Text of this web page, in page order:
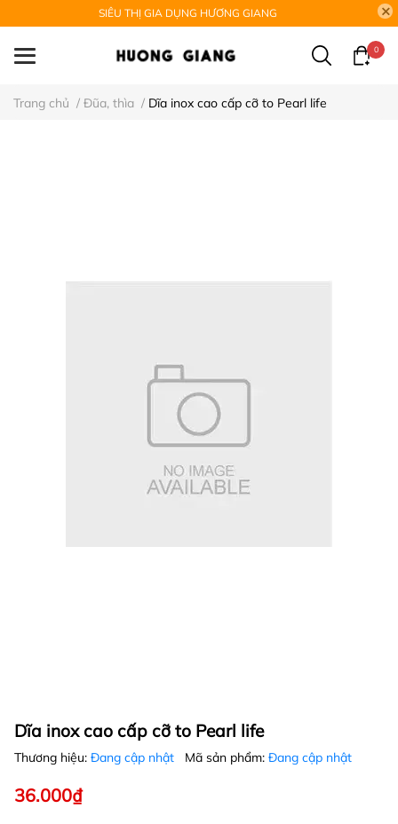
SIÊU THỊ GIA DỤNG HƯƠNG GIANG
0
Trang chủ / Đũa, thìa / Dĩa inox cao cấp cỡ to Pearl life
Dĩa inox cao cấp cỡ to Pearl life
Thương hiệu: Đang cập nhật Mã sản phẩm: Đang cập nhật
36.000₫